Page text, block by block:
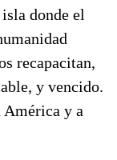
donde el
recapacitan,
y vencido.
América y a